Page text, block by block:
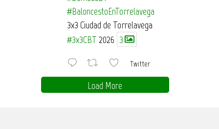
#BaloncestoEnTorrelavega
3x3 Ciudad de Torrelavega
#3x3CBT 2026 3
Twitter
Load More